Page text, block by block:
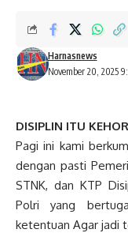
November 20, 2025
Harnasnews
DISIPLIN ITU
Pagi ini kami
dengan pasti
STNK, dan KTP
Polri yang
ketentuan Agar jadi